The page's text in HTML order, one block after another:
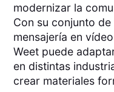
modernizar la
Con su conjunto
mensajería en
Weet puede
en distintas
crear materiales